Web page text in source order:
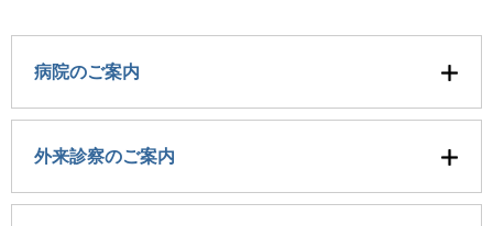
病院のご案内
外来診察のご案内